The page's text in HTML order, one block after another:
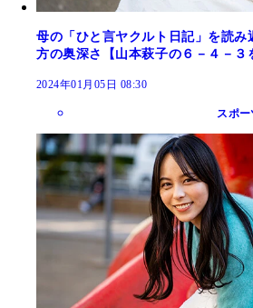
母の「ひと言ヤクルト日記」を読み
方の奥深さ【山本萩子の６－４－３
2024年01月05日 08:30
スポー